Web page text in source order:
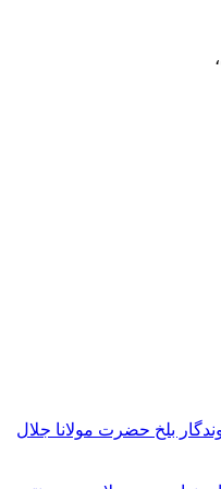
،
بلخ حضرت مولانا جلال